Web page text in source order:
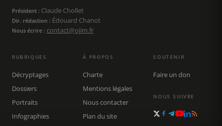
Président : Claude Chollet
Dir. rédaction : Édouard Chanot
Nous écrire : contact@ojim.fr
RUBRIQUES
Décryptages
Dossiers
Portraits
Infographies
À PROPOS
Charte
Mentions légales
Nous contacter
Plan du site
SOUTENIR
Faire un don
NOUS SUIVRE